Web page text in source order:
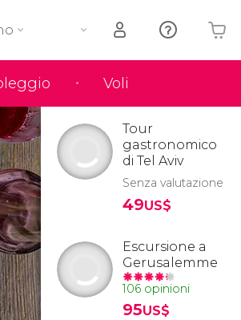
Voli
Il tuo carrello è vuoto
Tour
gastronomico
di Tel Aviv
Senza valutazione
49US$
Escursione a
Gerusalemme
106 opinioni
95US$